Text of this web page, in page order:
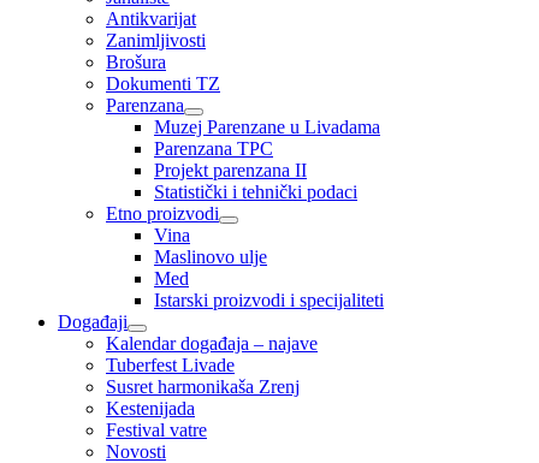
Antikvarijat
Zanimljivosti
Brošura
Dokumenti TZ
Parenzana
Muzej Parenzane u Livadama
Parenzana TPC
Projekt parenzana II
Statistički i tehnički podaci
Etno proizvodi
Vina
Maslinovo ulje
Med
Istarski proizvodi i specijaliteti
Događaji
Kalendar događaja – najave
Tuberfest Livade
Susret harmonikaša Zrenj
Kestenijada
Festival vatre
Novosti